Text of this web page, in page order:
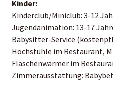
Kinder:
Kinderclub/Miniclub: 3-12
Jugendanimation: 13-17
Babysitter-Service
Hochstühle im Restaurant,
Flaschenwärmer im
Zimmerausstattung: